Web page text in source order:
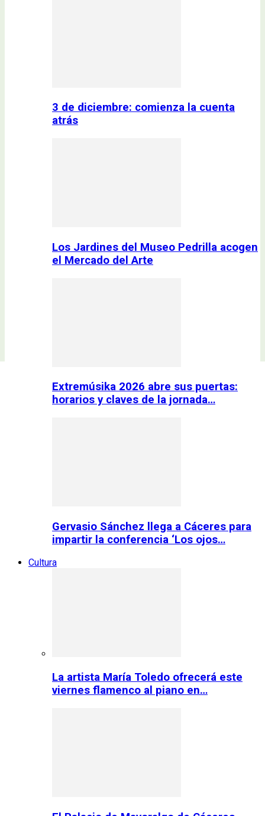
3 de diciembre: comienza la cuenta
atrás
Los Jardines del Museo Pedrilla acogen
el Mercado del Arte
Extremúsika 2026 abre sus puertas:
horarios y claves de la jornada…
Gervasio Sánchez llega a Cáceres para
impartir la conferencia ‘Los ojos…
Cultura
La artista María Toledo ofrecerá este
viernes flamenco al piano en…